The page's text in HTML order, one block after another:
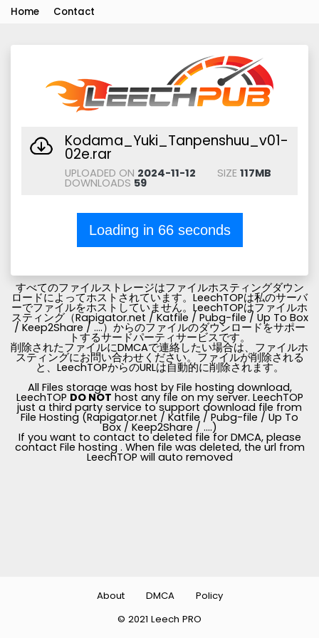
Home Contact
Kodama_Yuki_Tanpenshuu_v01-
02e.rar
UPLOADED ON 2024-11-12 SIZE117MB
DOWNLOADS 59
Loading in 66seconds
すべてのファイルストレージはファイルホスティングダウン
ロードによってホストされています。LeechTOPは私のサーバ
ーでファイルをホストしていません。LeechTOPはファイルホ
スティング（Rapigator.net / Katfile / Pubg-file / Up To Box
/ Keep2Share / ....）からのファイルのダウンロードをサポー
トするサードパーティサービスです。
削除されたファイルにDMCAで連絡したい場合は、ファイルホ
スティングにお問い合わせください。ファイルが削除される
と、LeechTOPからのURLは自動的に削除されます。
All Files storage was host by File hosting download,
LeechTOP DO NOT host any file on my server. LeechTOP
just a third party service to support download file from
File Hosting (Rapigator.net / Katfile / Pubg-file / Up To
Box / Keep2Share / ....)
If you want to contact to deleted file for DMCA, please
contact File hosting . When file was deleted, the url from
LeechTOP will auto removed
© 2021 Leech PRO
About DMCA Policy